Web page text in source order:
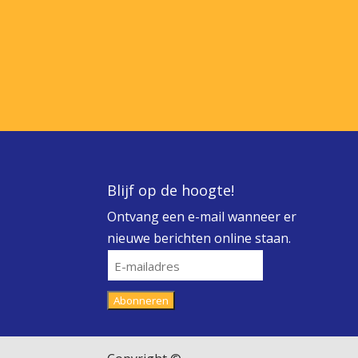
Blijf op de hoogte!
Ontvang een e-mail wanneer er
nieuwe berichten online staan.
E-
mailadres
Abonneren